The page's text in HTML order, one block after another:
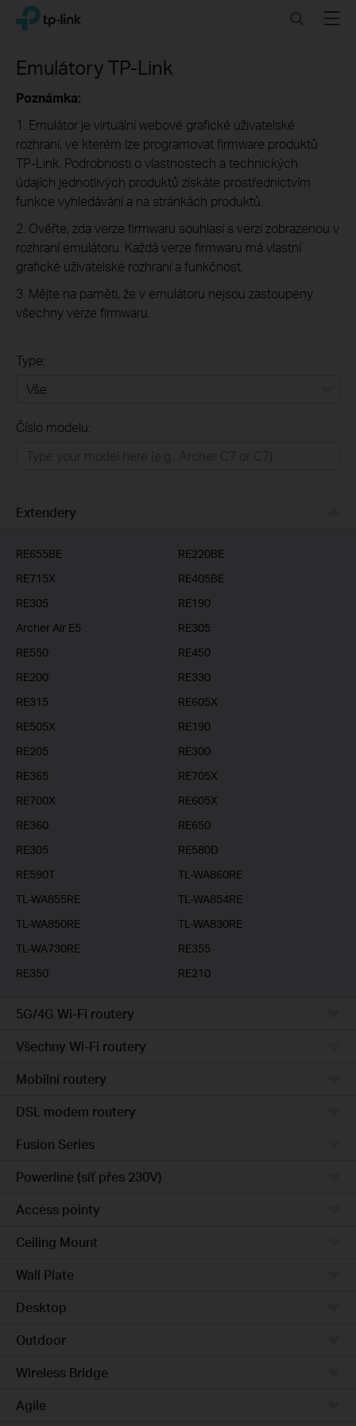
Click
navigation
TP-Link, Reliably Smart SearchMenu
Emulátory TP-Link
Poznámka:
1. Emulátor je virtuální webové grafické uživatelské
rozhraní, ve kterém lze programovat firmware produktů
TP-Link. Podrobnosti o vlastnostech a technických
údajích jednotlivých produktů získáte prostřednictvím
funkce vyhledávání a na stránkách produktů.
2. Ověřte, zda verze firmwaru souhlasí s verzí zobrazenou v
rozhraní emulátoru. Každá verze firmwaru má vlastní
grafické uživatelské rozhraní a funkčnost.
3. Mějte na paměti, že v emulátoru nejsou zastoupeny
všechny verze firmwaru.
Type:
Business
Číslo modelu:
Extendery
RE655BE
RE220BE
RE715X
RE405BE
RE305
RE190
Archer Air E5
RE305
RE550
RE450
RE200
RE330
RE315
RE605X
RE505X
RE190
RE205
RE300
RE365
RE705X
RE700X
RE605X
RE360
RE650
RE305
RE580D
RE590T
TL-WA860RE
TL-WA855RE
TL-WA854RE
TL-WA850RE
TL-WA830RE
TL-WA730RE
RE355
RE350
RE210
5G/4G Wi-Fi routery
Všechny Wi-Fi routery
Mobilní routery
DSL modem routery
Fusion Series
Powerline (síť přes 230V)
Access pointy
Ceiling Mount
Wall Plate
Desktop
Outdoor
Wireless Bridge
Agile